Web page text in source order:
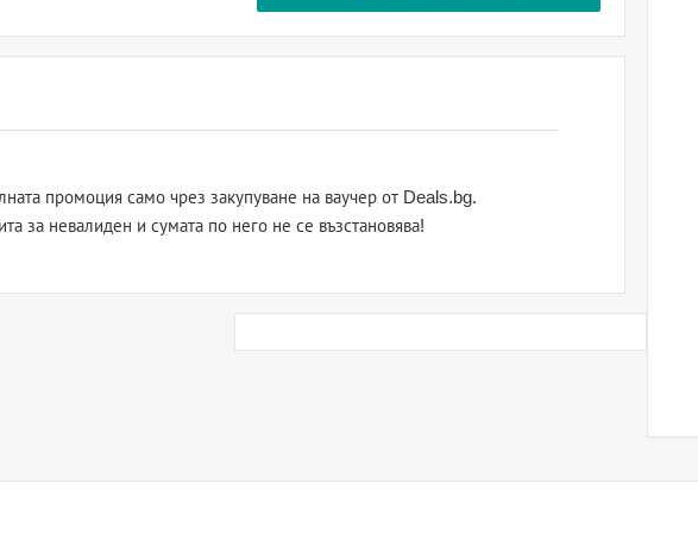
промоция само чрез закупуване на ваучер от Deals.bg.
за невалиден и сумата по него не се възстановява!